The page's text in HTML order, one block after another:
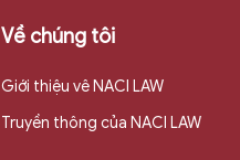
Về chúng tôi
Giới thiệu vê NACI LAW
Truyền thông của NACI LAW